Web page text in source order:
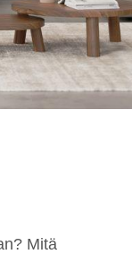
Mitä